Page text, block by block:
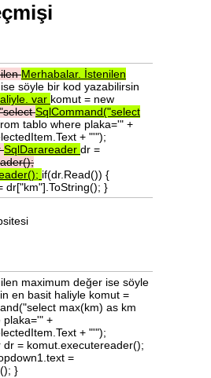
Merhabalar. İstenilen
söyle bir kod yazabilirsin
var komut = new
SqlCommand("select
tablo where plaka='" +
+ "'");
SqlDarareader dr =
if(dr.Read()) {
dr["km"].ToString(); }
maximum değer ise söyle
en basit haliyle komut =
max(km) as km
plaka='" +
+ "'");
dr = komut.executereader();
=
}